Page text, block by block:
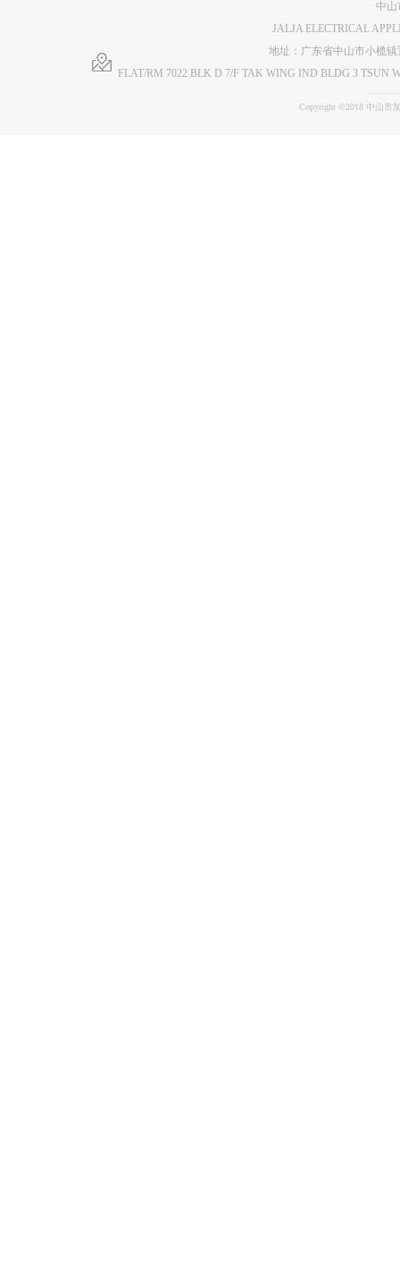
中山
JALJA ELECTRICAL
地址：广东省中山市小榄镇
FLAT/RM 7022 BLK D 7/F TAK WING IND BLDG 3 TSUN
Copyright ©2018 中山